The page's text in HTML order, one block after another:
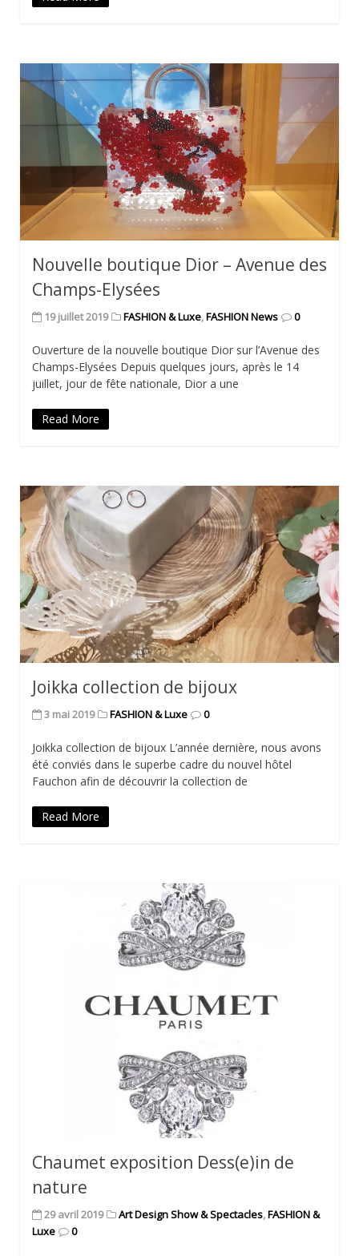
Nouvelle boutique Dior – Avenue des
Champs-Elysées
19 juillet 2019 FASHION & Luxe,FASHION News 0
Ouverture de la nouvelle boutique Dior sur l’Avenue des
Champs-Elysées Depuis quelques jours, après le 14
juillet, jour de fête nationale, Dior a une
Read More
Joikka collection de bijoux
3 mai 2019 FASHION & Luxe 0
Joikka collection de bijoux L’année dernière, nous avons
été conviés dans le superbe cadre du nouvel hôtel
Fauchon afin de découvrir la collection de
Read More
Chaumet exposition Dess(e)in de
nature
29 avril 2019 Art Design Show & Spectacles,FASHION &
Luxe
0